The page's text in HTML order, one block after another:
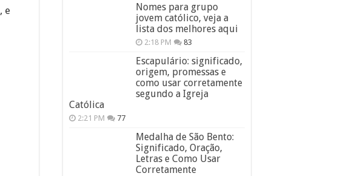
, e
Nomes para grupo
jovem católico, veja a
lista dos melhores aqui
2:18 PM 83
Escapulário: significado,
origem, promessas e
como usar corretamente
segundo a Igreja
Católica
2:21 PM 77
Medalha de São Bento:
Significado, Oração,
Letras e Como Usar
Corretamente